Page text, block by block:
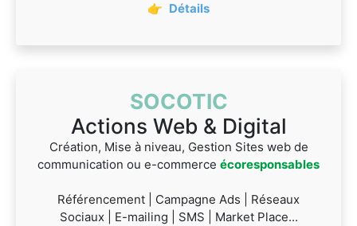
👉 Détails
SOCOTIC
Actions Web & Digital
Création, Mise à niveau, Gestion Sites web de
communication ou e-commerce écoresponsables
Référencement | Campagne Ads | Réseaux
Sociaux | E-mailing | SMS | Market Place...